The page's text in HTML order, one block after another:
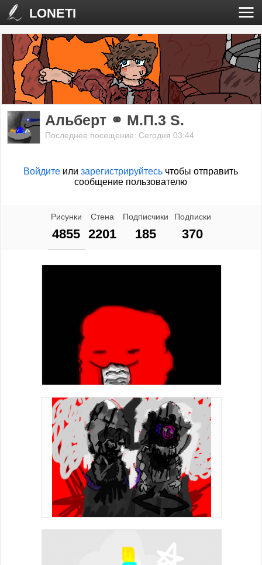
LONETI
Альберт ⚭ М.П.3 S.
Последнее посещение: Сегодня 03:44
Войдите илизарегистрируйтесь чтобы отправить
сообщение пользователю
Рисунки
4855
Стена
2201
Подписчики
185
Подписки
370